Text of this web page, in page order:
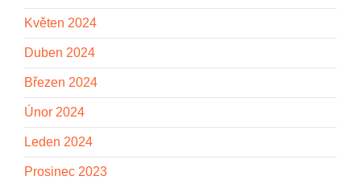
Květen 2024
Duben 2024
Březen 2024
Únor 2024
Leden 2024
Prosinec 2023